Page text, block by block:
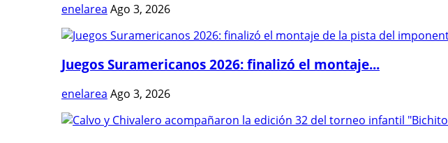
enelarea Ago 3, 2026
Juegos Suramericanos 2026: finalizó el montaje...
enelarea Ago 3, 2026